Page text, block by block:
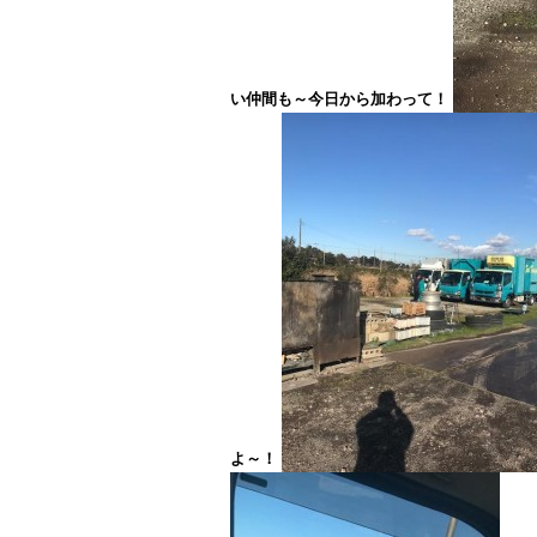
い仲間も～今日から加わって！
よ～！